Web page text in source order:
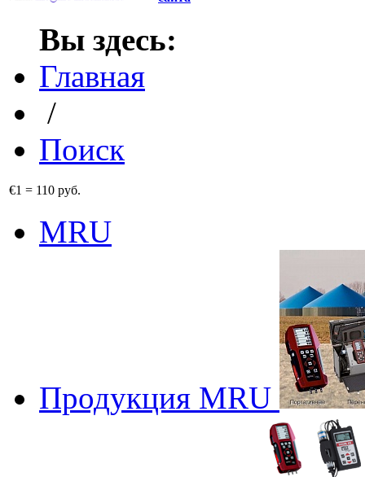
Вы здесь:
Главная
/
Поиск
€1 = 110 руб.
MRU
Продукция MRU